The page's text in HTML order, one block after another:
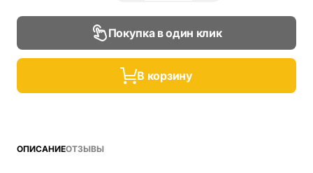
Покупка в один клик
В корзину
ОПИСАНИЕОТЗЫВЫ